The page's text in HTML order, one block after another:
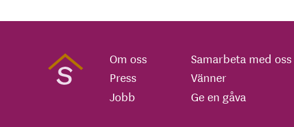
Om oss
Press
Jobb
Samarbeta med oss
Vänner
Ge en gåva